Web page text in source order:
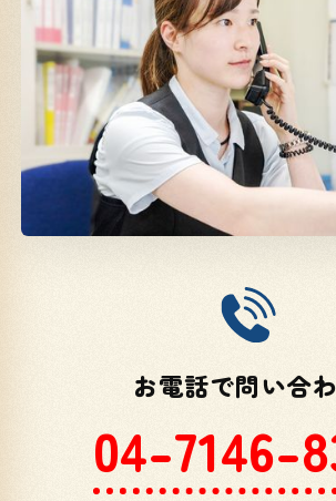
お電話で問い合
04-7146-